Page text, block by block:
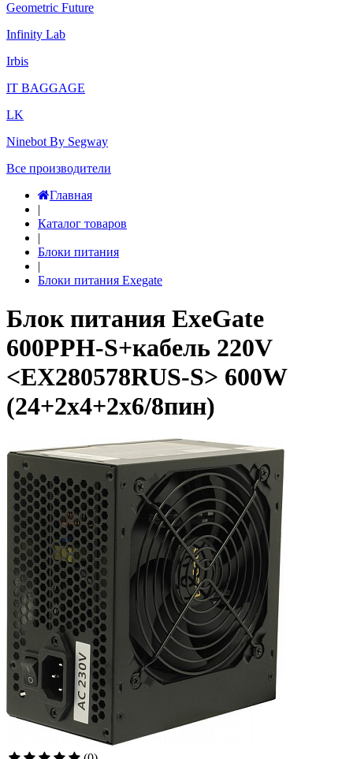
Geometric Future
Infinity Lab
Irbis
IT BAGGAGE
LK
Ninebot By Segway
Все производители
Главная
|
Каталог товаров
|
Блоки питания
|
Блоки питания Exegate
Блок питания ExeGate
600PPH-S+кабель 220V
<EX280578RUS-S> 600W
(24+2x4+2x6/8пин)